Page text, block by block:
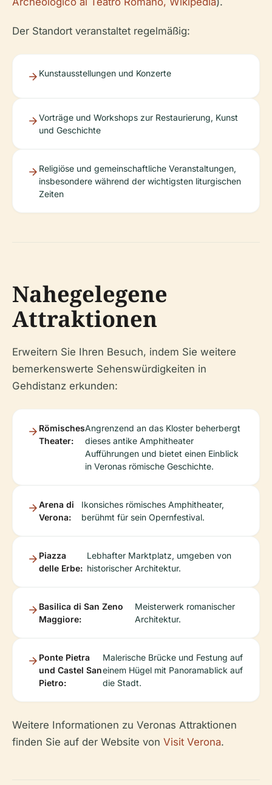
Der Standort veranstaltet regelmäßig:
Kunstausstellungen und Konzerte
Vorträge und Workshops zur Restaurierung, Kunst
und Geschichte
Religiöse und gemeinschaftliche Veranstaltungen,
insbesondere während der wichtigsten liturgischen
Zeiten
Nahegelegene
Attraktionen
Erweitern Sie Ihren Besuch, indem Sie weitere
bemerkenswerte Sehenswürdigkeiten in
Gehdistanz erkunden:
Römisches
Theater:
Angrenzend an das Kloster beherbergt
dieses antike Amphitheater
Aufführungen und bietet einen Einblick
in Veronas römische Geschichte.
Arena di
Verona:
Ikonsiches römisches Amphitheater,
berühmt für sein Opernfestival.
Piazza
delle Erbe:
Lebhafter Marktplatz, umgeben von
historischer Architektur.
Basilica di San Zeno
Maggiore:
Meisterwerk romanischer
Architektur.
Ponte Pietra
und Castel San
Pietro:
Malerische Brücke und Festung auf
einem Hügel mit Panoramablick auf
die Stadt.
Weitere Informationen zu Veronas Attraktionen
finden Sie auf der Website von Visit Verona.